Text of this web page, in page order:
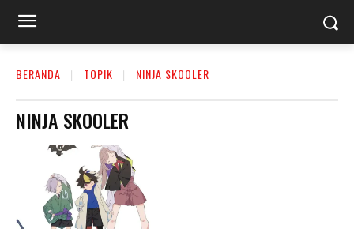
BERANDA TOPIK NINJA SKOOLER
NINJA SKOOLER